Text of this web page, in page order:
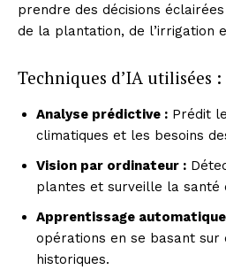
prendre des décisions
de la plantation, de l’irrigation
Techniques d’IA utilisées :
Analyse prédictive : Prédit
climatiques et les besoins
Vision par ordinateur :
plantes et surveille la santé
Apprentissage
opérations en se basant sur
historiques.